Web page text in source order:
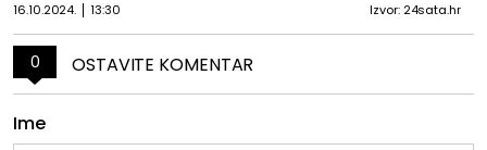
16.10.2024. 13:30 Izvor: 24sata.hr
0 OSTAVITE KOMENTAR
Ime